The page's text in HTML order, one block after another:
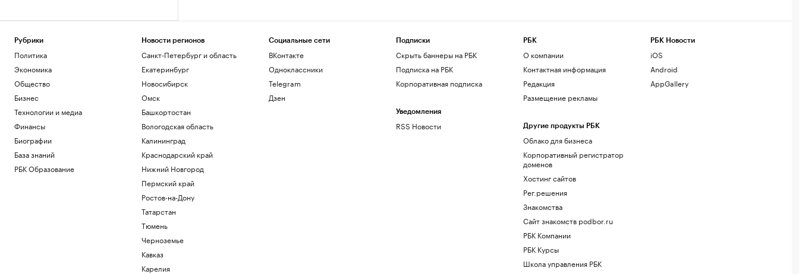
Рубрики
Политика
Экономика
Общество
Бизнес
Технологии и медиа
Финансы
Биографии
База знаний
РБК Образование
Новости регионов
Санкт-Петербург и область
Екатеринбург
Новосибирск
Омск
Башкортостан
Вологодская область
Калининград
Краснодарский край
Нижний Новгород
Пермский край
Ростов-на-Дону
Татарстан
Тюмень
Черноземье
Кавказ
Карелия
Социальные сети
ВКонтакте
Одноклассники
Telegram
Дзен
Подписки
Скрыть баннеры на РБК
Подписка на РБК
Корпоративная подписка
Уведомления
RSS Новости
РБК
О компании
Контактная информация
Редакция
Размещение рекламы
Другие продукты РБК
Облако для бизнеса
Корпоративный регистратор
доменов
Хостинг сайтов
Рег.решения
Знакомства
Сайт знакомств podbor.ru
РБК Компании
РБК Курсы
Школа управления РБК
РБК Новости
iOS
Android
AppGallery